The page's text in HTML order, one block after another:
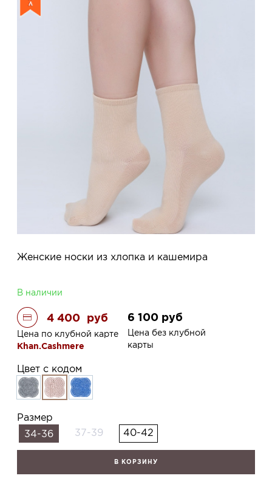
Женские носки из хлопка и кашемира
В наличии
4 400 руб
Цена по клубной карте
Khan.Cashmere
6 100 руб
Цена без клубной
карты
Цвет с кодом
Размер
34-36
37-39 40-42
В КОРЗИНУ